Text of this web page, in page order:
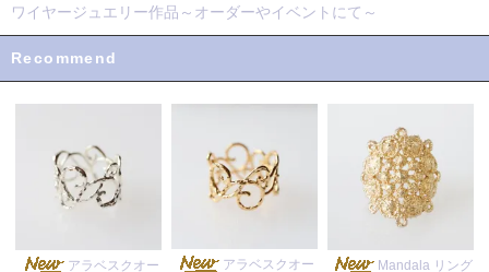
ワイヤージュエリー作品～オーダーやイベントにて～
Recommend
アラベスクオー
アラベスクオー
Mandala リング